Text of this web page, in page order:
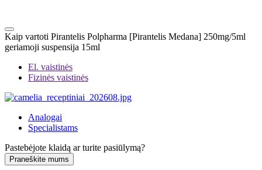
Kaip vartoti Pirantelis Polpharma [Pirantelis Medana] 250mg/5ml
geriamoji suspensija 15ml
El. vaistinės
Fizinės vaistinės
Analogai
Specialistams
Pastebėjote klaidą ar turite pasiūlymą?
Praneškite mums